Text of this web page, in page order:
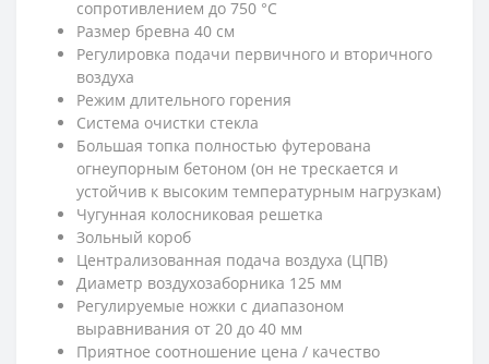
сопротивлением до 750 °C
Размер бревна 40 см
Регулировка подачи первичного и вторичного
воздуха
Режим длительного горения
Система очистки стекла
Большая топка полностью футерована
огнеупорным бетоном (он не трескается и
устойчив к высоким температурным нагрузкам)
Чугунная колосниковая решетка
Зольный короб
Централизованная подача воздуха (ЦПВ)
Диаметр воздухозаборника 125 мм
Регулируемые ножки с диапазоном
выравнивания от 20 до 40 мм
Приятное соотношение цена / качество